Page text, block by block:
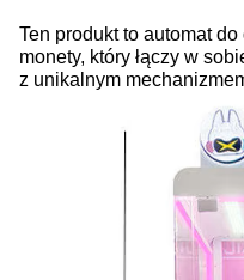
Ten produkt to automat
monety, który łączy w
z unikalnym